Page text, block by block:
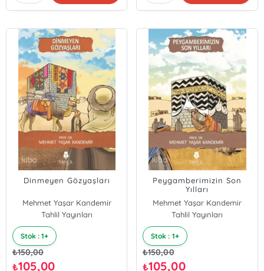
Dinmeyen Gözyaşları
Mehmet Yaşar Kandemir
Tahlil Yayınları
Stok : 1+
₺150,00
₺105,00
Peygamberimizin Son
Yılları
Mehmet Yaşar Kandemir
Tahlil Yayınları
Stok : 1+
₺150,00
₺105,00